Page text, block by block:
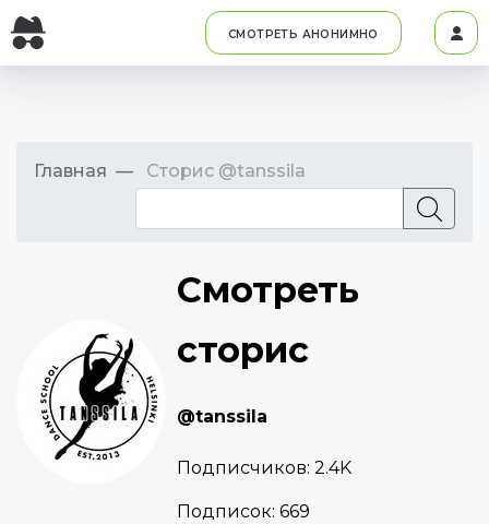
СМОТРЕТЬ АНОНИМНО
Главная Сторис @tanssila
Смотреть
сторис
@tanssila
Подписчиков: 2.4K
Подписок: 669